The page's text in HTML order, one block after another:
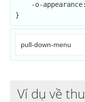
-o-
}
pull-down-menu
Ví dụ về